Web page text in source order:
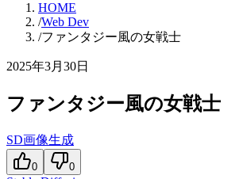
HOME
/Web Dev
/ファンタジー風の女戦士
2025年3月30日
ファンタジー風の女戦士
SD画像生成
0 0